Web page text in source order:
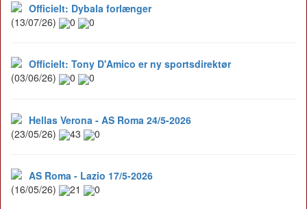
Officielt: Dybala forlænger
(13/07/26)
0 0
Officielt: Tony D'Amico er ny sportsdirektør
(03/06/26)
0 0
Hellas Verona - AS Roma 24/5-2026
(23/05/26)
43 0
AS Roma - Lazio 17/5-2026
(16/05/26)
21 0